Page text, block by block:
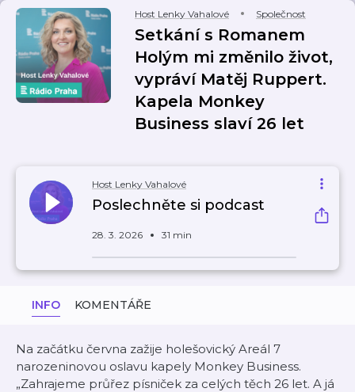
Host Lenky Vahalové Společnost
Setkání s Romanem
Holým mi změnilo život,
vypráví Matěj Ruppert.
Kapela Monkey
Business slaví 26 let
Host Lenky Vahalové
Poslechněte si podcast
28. 3. 2026 31 min
INFO KOMENTÁŘE
Na začátku června zažije holešovický Areál 7
narozeninovou oslavu kapely Monkey Business.
„Zahrajeme průřez písniček za celých těch 26 let. A já